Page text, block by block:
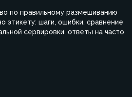
по правильному размешиванию
этикету: шаги, ошибки, сравнение
сервировки, ответы на часто